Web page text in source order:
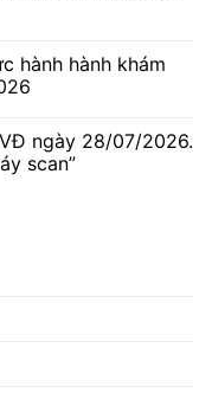
hành hành khám
ngày 28/07/2026.
scan”